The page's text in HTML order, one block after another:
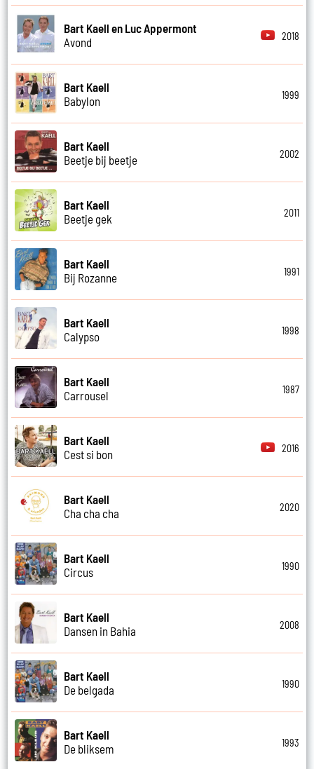
Bart Kaell en Luc Appermont
Avond
2018
Bart Kaell
Babylon
1999
Bart Kaell
Beetje bij beetje
2002
Bart Kaell
Beetje gek
2011
Bart Kaell
Bij Rozanne
1991
Bart Kaell
Calypso
1998
Bart Kaell
Carrousel
1987
Bart Kaell
Cest si bon
2016
Bart Kaell
Cha cha cha
2020
Bart Kaell
Circus
1990
Bart Kaell
Dansen in Bahia
2008
Bart Kaell
De belgada
1990
Bart Kaell
De bliksem
1993